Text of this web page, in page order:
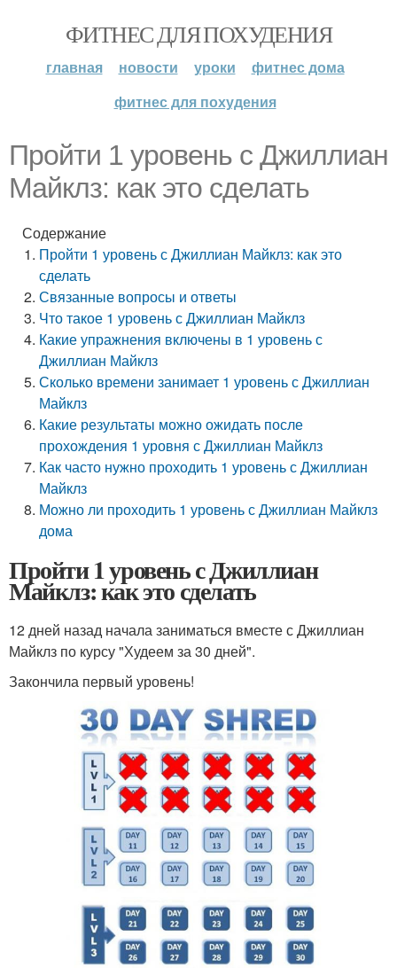
ФИТНЕС ДЛЯ ПОХУДЕНИЯ
главная новости уроки
фитнес дома
фитнес для похудения
Пройти 1 уровень с Джиллиан
Майклз: как это сделать
Содержание
Пройти 1 уровень с Джиллиан Майклз: как это
сделать
Связанные вопросы и ответы
Что такое 1 уровень с Джиллиан Майклз
Какие упражнения включены в 1 уровень с
Джиллиан Майклз
Сколько времени занимает 1 уровень с Джиллиан
Майклз
Какие результаты можно ожидать после
прохождения 1 уровня с Джиллиан Майклз
Как часто нужно проходить 1 уровень с Джиллиан
Майклз
Можно ли проходить 1 уровень с Джиллиан Майклз
дома
Пройти 1 уровень с Джиллиан
Майклз: как это сделать
12 дней назад начала заниматься вместе с Джиллиан
Майклз по курсу "Худеем за 30 дней".
Закончила первый уровень!